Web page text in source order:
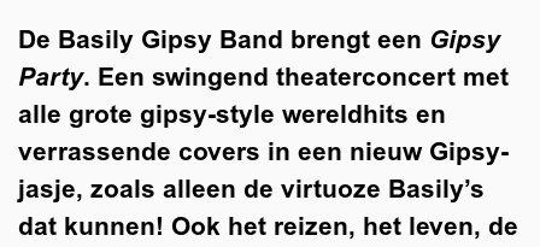
De Basily Gipsy Band brengt een Gipsy
Party. Een swingend theaterconcert met
alle grote gipsy-style wereldhits en
verrassende covers in een nieuw Gipsy-
jasje, zoals alleen de virtuoze Basily’s
dat kunnen! Ook het reizen, het leven, de
Inzoomen